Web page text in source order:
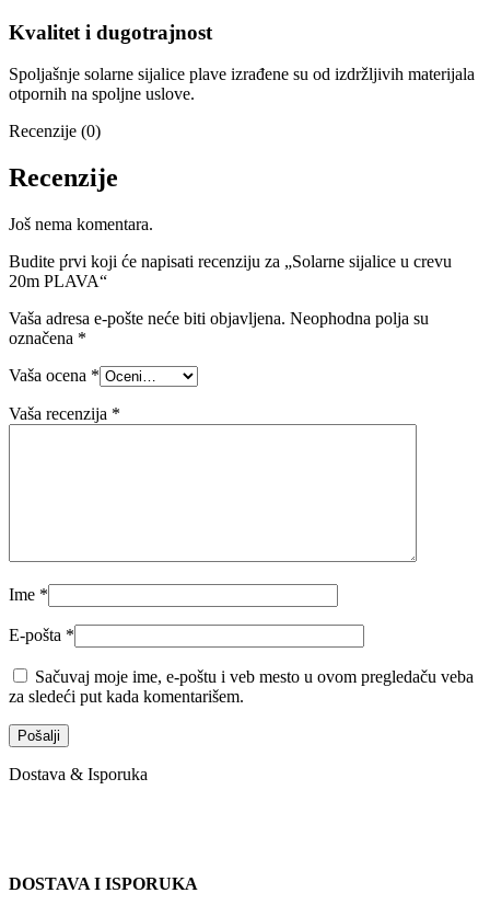
Kvalitet i dugotrajnost
Spoljašnje solarne sijalice plave izrađene su od izdržljivih materijala
otpornih na spoljne uslove.
Recenzije (0)
Recenzije
Još nema komentara.
Budite prvi koji će napisati recenziju za „Solarne sijalice u crevu
20m PLAVA“
Vaša adresa e-pošte neće biti objavljena. Neophodna polja su
označena *
Vaša ocena *
Vaša recenzija *
Ime *
E-pošta *
Sačuvaj moje ime, e-poštu i veb mesto u ovom pregledaču veba
za sledeći put kada komentarišem.
Dostava & Isporuka
DOSTAVA I ISPORUKA